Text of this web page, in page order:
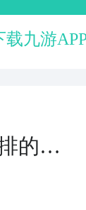
载九游
的